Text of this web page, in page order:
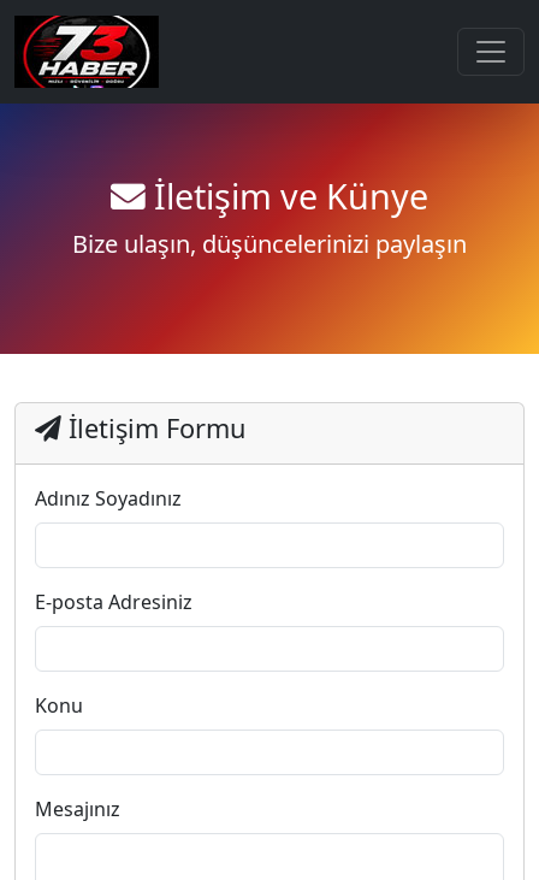
İletişim ve Künye
Bize ulaşın, düşüncelerinizi paylaşın
İletişim Formu
Adınız Soyadınız
E-posta Adresiniz
Konu
Mesajınız